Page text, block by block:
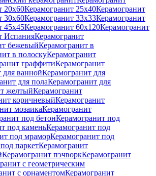
20x60Керамогранит 25x40Керамогранит
30x60Керамогранит 33x33Керамогранит
45x45Керамогранит 60x120Керамогранит
ИспанияКерамогранит
бежевыйКерамогранит в
в полоскуКерамогранит
граффитиКерамогранит
для ваннойКерамогранит для
для полаКерамогранит для
желтыйКерамогранит
коричневыйКерамогранит
мозаикаКерамогранит
под бетонКерамогранит под
под каменьКерамогранит под
под мраморКерамогранит под
паркетКерамогранит
Керамогранит пэчворкКерамогранит
с геометрическим
с орнаментомКерамогранит